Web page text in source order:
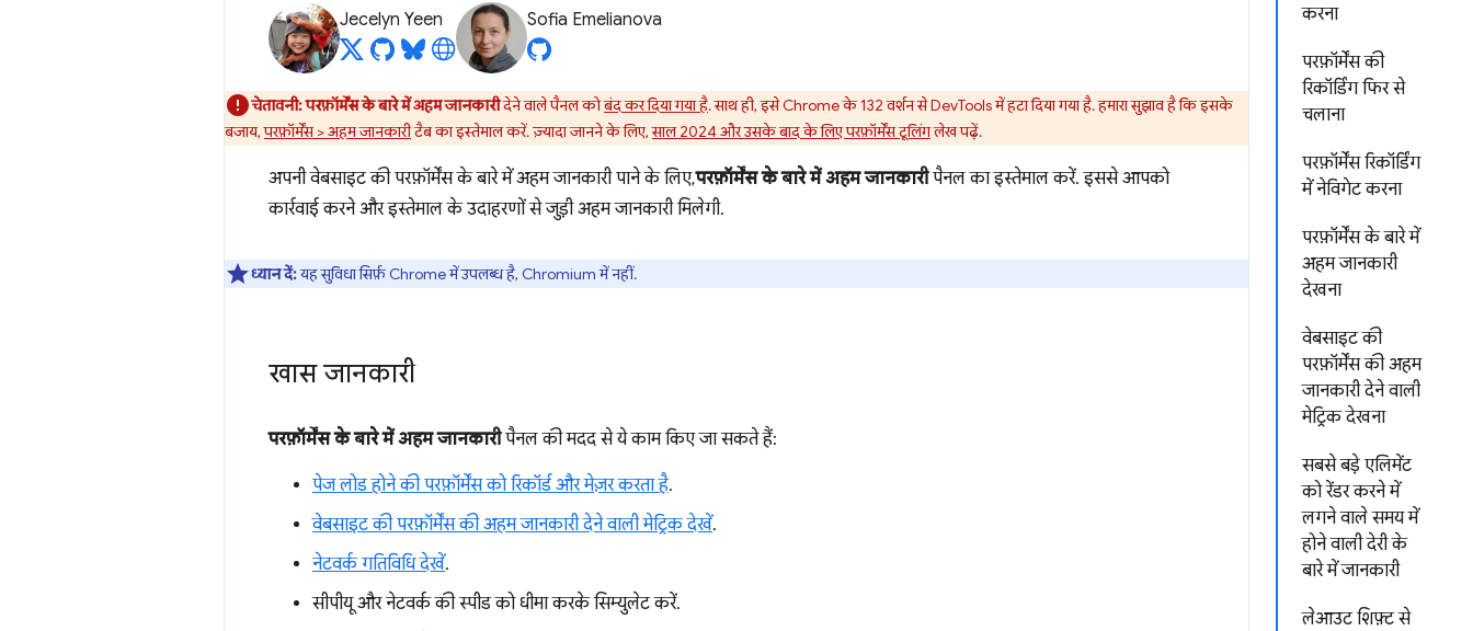
करना
परफ़ॉर्मेंस की
रिकॉर्डिंग फिर से
चलाना
परफ़ॉर्मेंस रिकॉर्डिंग
में नेविगेट करना
परफ़ॉर्मेंस के बारे में
अहम जानकारी
देखना
वेबसाइट की
परफ़ॉर्मेंस की अहम
जानकारी देने वाली
मेट्रिक देखना
सबसे बड़े एलिमेंट
को रेंडर करने में
लगने वाले समय में
होने वाली देरी के
बारे में जानकारी
लेआउट शिफ़्ट से
Jecelyn Yeen Sofia Emelianova
चेतावनी:परफ़ॉर्मेंस के बारे में अहम जानकारीदेने वाले पैनल कोबंद कर दिया गया है. साथ ही, इसे Chrome के 132 वर्शन से DevTools में हटा दिया गया है. हमारा सुझाव है कि इसके
बजाय,परफ़ॉर्मेंस > अहम जानकारीटैब का इस्तेमाल करें. ज़्यादा जानने के लिए,साल 2024 और उसके बाद के लिए परफ़ॉर्मेंस टूलिंगलेख पढ़ें.
अपनी वेबसाइट की परफ़ॉर्मेंस के बारे में अहम जानकारी पाने के लिए,परफ़ॉर्मेंस के बारे में अहम जानकारीपैनल का इस्तेमाल करें. इससे आपको
कार्रवाई करने और इस्तेमाल के उदाहरणों से जुड़ी अहम जानकारी मिलेगी.
ध्यान दें:यह सुविधा सिर्फ़ Chrome में उपलब्ध है, Chromium में नहीं.
खास जानकारी
परफ़ॉर्मेंस के बारे में अहम जानकारीपैनल की मदद से ये काम किए जा सकते हैं:
पेज लोड होने की परफ़ॉर्मेंस को रिकॉर्ड और मेज़र करता है.
वेबसाइट की परफ़ॉर्मेंस की अहम जानकारी देने वाली मेट्रिक देखें.
नेटवर्क गतिविधि देखें.
सीपीयू और नेटवर्क की स्पीड को धीमा करके सिम्युलेट करें.